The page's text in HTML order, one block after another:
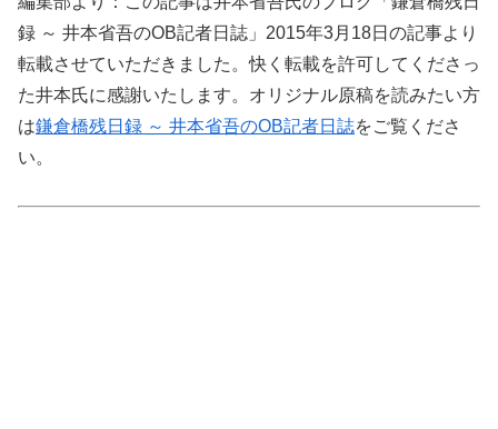
録 ～ 井本省吾のOB記者日誌」2015年3月18日の記事より
転載させていただきました。快く転載を許可してくださっ
た井本氏に感謝いたします。オリジナル原稿を読みたい方
は鎌倉橋残日録 ～ 井本省吾のOB記者日誌をご覧くださ
い。